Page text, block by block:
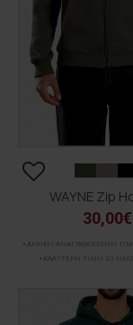
WAYNE Zip
30,00€
ΑΡΧΙΚΗ ΑΝΑΓΡΑΦΟΜΕΝΗ
ΚΑΛΥΤΕΡΗ ΤΙΜΗ 30